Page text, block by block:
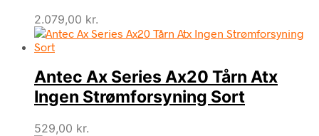
2.079,00 kr.
Antec Ax Series Ax20 Tårn Atx
Ingen Strømforsyning Sort
529,00 kr.